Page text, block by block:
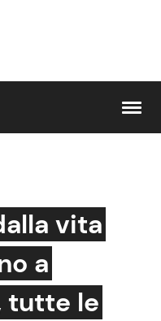
e TV
VIP
vita
a
tutte le